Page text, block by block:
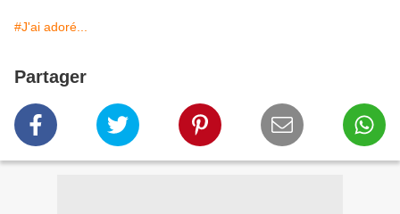
#J'ai adoré...
Partager